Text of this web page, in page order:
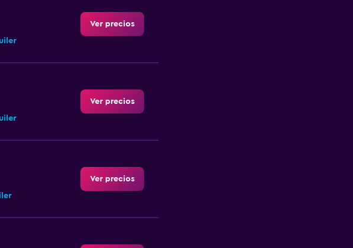
Ver precios
Ver precios
Ver precios